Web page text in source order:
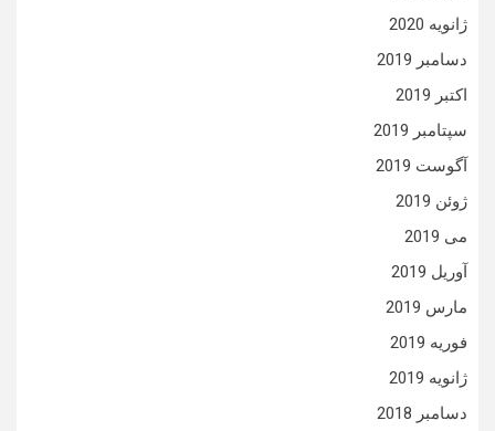
ژانویه 2020
دسامبر 2019
اکتبر 2019
سپتامبر 2019
آگوست 2019
ژوئن 2019
می 2019
آوریل 2019
مارس 2019
فوریه 2019
ژانویه 2019
دسامبر 2018